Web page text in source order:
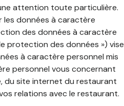
attention toute particulière.
données à caractère
des données à caractère
protection des données ») vise
à caractère personnel mis
personnel vous concernant
du site internet du restaurant
relations avec le restaurant.